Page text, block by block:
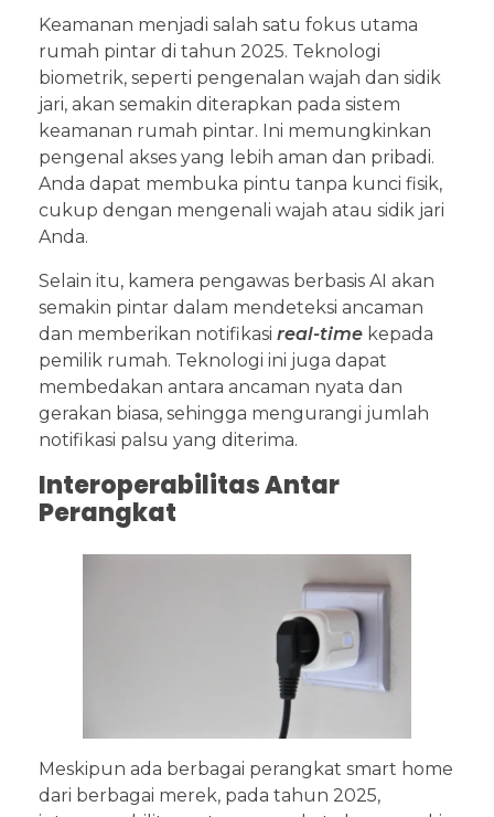
Keamanan menjadi salah satu fokus utama
rumah pintar di tahun 2025. Teknologi
biometrik, seperti pengenalan wajah dan sidik
jari, akan semakin diterapkan pada sistem
keamanan rumah pintar. Ini memungkinkan
pengenal akses yang lebih aman dan pribadi.
Anda dapat membuka pintu tanpa kunci fisik,
cukup dengan mengenali wajah atau sidik jari
Anda.
Selain itu, kamera pengawas berbasis AI akan
semakin pintar dalam mendeteksi ancaman
dan memberikan notifikasi real-time kepada
pemilik rumah. Teknologi ini juga dapat
membedakan antara ancaman nyata dan
gerakan biasa, sehingga mengurangi jumlah
notifikasi palsu yang diterima.
Interoperabilitas Antar
Perangkat
Meskipun ada berbagai perangkat smart home
dari berbagai merek, pada tahun 2025,